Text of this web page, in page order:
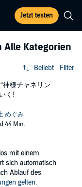
Jetzt testen
Alle Kategorien
Beliebt Filter
神様チャネリン
く!
めぐみ
44 Min.
mit einem
sich automatisch
Ablauf des
gelten.